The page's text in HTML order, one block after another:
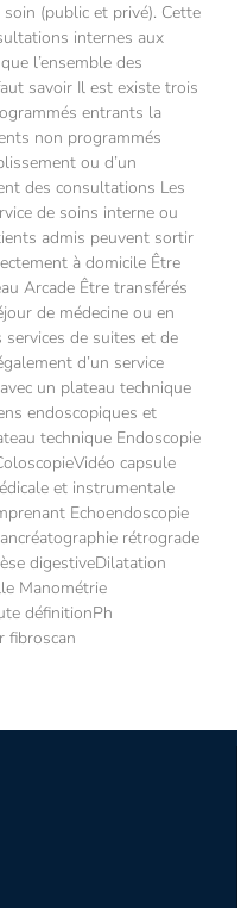
(public et privé). Cette
internes aux
l’ensemble des
savoir Il est existe trois
entrants la
non programmés
ou d’un
des consultations Les
de soins interne ou
admis peuvent sortir
à domicile Être
Arcade Être transférés
de médecine ou en
de suites et de
d’un service
un plateau technique
endoscopiques et
technique Endoscopie
capsule
et instrumentale
Echoendoscopie
rétrograde
digestiveDilatation
Manométrie
définitionPh
fibroscan